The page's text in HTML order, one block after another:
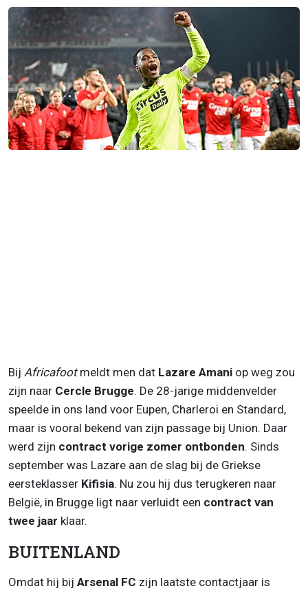
Bij Africafootmeldt men dat Lazare Amani op weg zou
zijn naar Cercle Brugge. De 28-jarige middenvelder
speelde in ons land voor Eupen, Charleroi en Standard,
maar is vooral bekend van zijn passage bij Union. Daar
werd zijn contract vorige zomer ontbonden. Sinds
september was Lazare aan de slag bij de Griekse
eersteklasser Kifisia. Nu zou hij dus terugkeren naar
België, in Brugge ligt naar verluidt een contract van
twee jaar klaar.
BUITENLAND
Omdat hij bij Arsenal FC zijn laatste contactjaar is